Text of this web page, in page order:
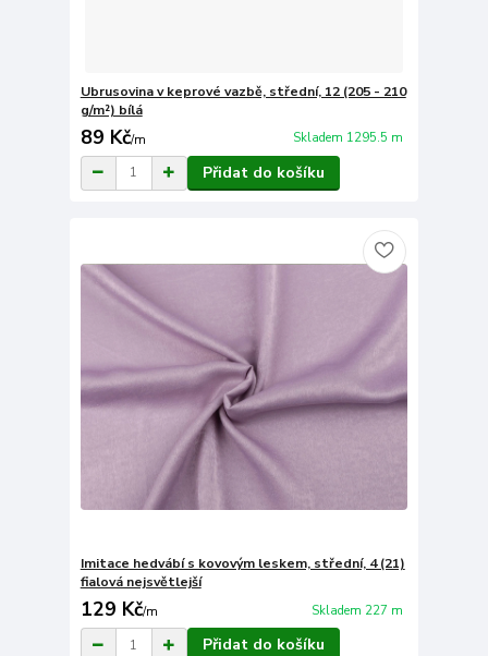
Ubrusovina v keprové vazbě, střední, 12 (205 - 210
g/m²) bílá
89 Kč/m Skladem 1295.5 m
Přidat do košíku
Imitace hedvábí s kovovým leskem, střední, 4 (21)
fialová nejsvětlejší
129 Kč/m Skladem 227 m
Přidat do košíku